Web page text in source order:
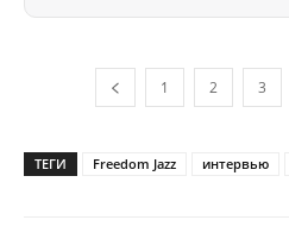
1 2 3
ТЕГИ Freedom Jazz интервью